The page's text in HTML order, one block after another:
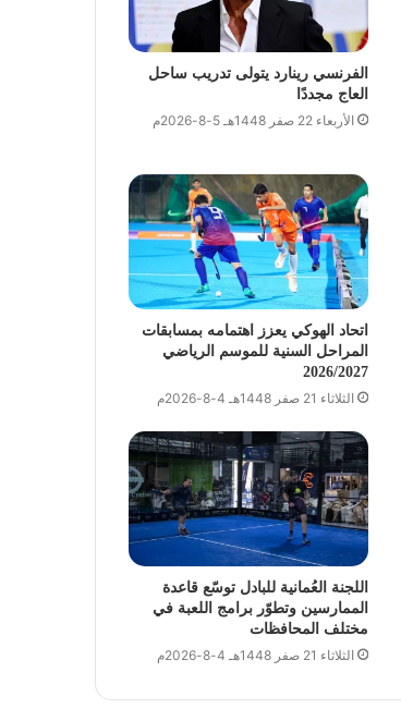
الفرنسي رينارد يتولى تدريب ساحل
العاج مجددًا
الأربعاء 22 صفر 1448هـ 5-8-2026م
اتحاد الهوكي يعزز اهتمامه بمسابقات
المراحل السنية للموسم الرياضي
2026/2027
الثلاثاء 21 صفر 1448هـ 4-8-2026م
اللجنة العُمانية للبادل توسّع قاعدة
الممارسين وتطوّر برامج اللعبة في
مختلف المحافظات
الثلاثاء 21 صفر 1448هـ 4-8-2026م